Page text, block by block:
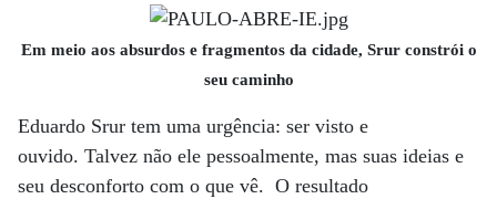
Em meio aos absurdos e fragmentos da cidade, Srur constrói o
seu caminho
Eduardo Srur tem uma urgência: ser visto e
ouvido. Talvez não ele pessoalmente, mas suas ideias e
seu desconforto com o que vê. O resultado